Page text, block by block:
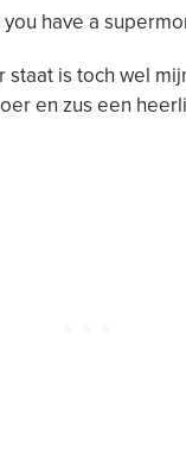
have a
is toch wel
en zus een